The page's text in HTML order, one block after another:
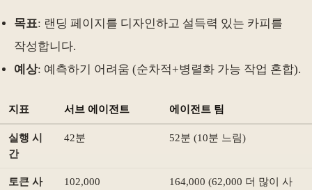
목표: 랜딩 페이지를 디자인하고 설득력 있는 카피를
작성합니다.
예상: 예측하기 어려움 (순차적+병렬화 가능 작업 혼합).
지표 서브 에이전트 에이전트 팀
실행 시
간
42분 52분 (10분 느림)
토큰 사
102,000
164,000 (62,000 더 많이 사